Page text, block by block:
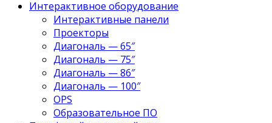
Интерактивное оборудование
Интерактивные панели
Проекторы
Диагональ — 65″
Диагональ — 75″
Диагональ — 86″
Диагональ — 100″
OPS
Образовательное ПО